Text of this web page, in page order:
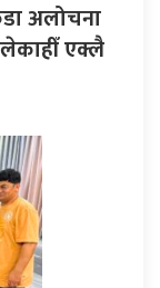
अलोचना
एक्लै